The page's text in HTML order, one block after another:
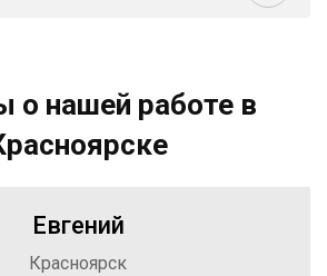
о нашей работе в
Евгений
Красноярск